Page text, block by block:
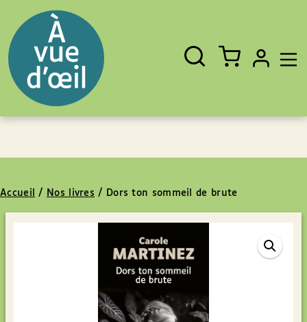
Fermer
Rechercher
un
livre,
un
auteur,
un
EAN
Accueil / Nos livres / Dors ton sommeil de brute